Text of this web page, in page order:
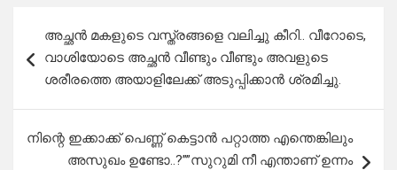
navigation
അച്ഛൻ മകളുടെ വസ്ത്രങ്ങളെ വലിച്ചു കീറി.. വീറോടെ,
വാശിയോടെ അച്ഛൻ വീണ്ടും വീണ്ടും അവളുടെ
ശരീരത്തെ അയാളിലേക്ക് അടുപ്പിക്കാൻ ശ്രമിച്ചു.
നിന്റെ ഇക്കാക്ക് പെണ്ണ് കെട്ടാൻ പറ്റാത്ത എന്തെങ്കിലും
അസുഖം ഉണ്ടോ..?””സുറുമി നീ എന്താണ് ഉന്നം